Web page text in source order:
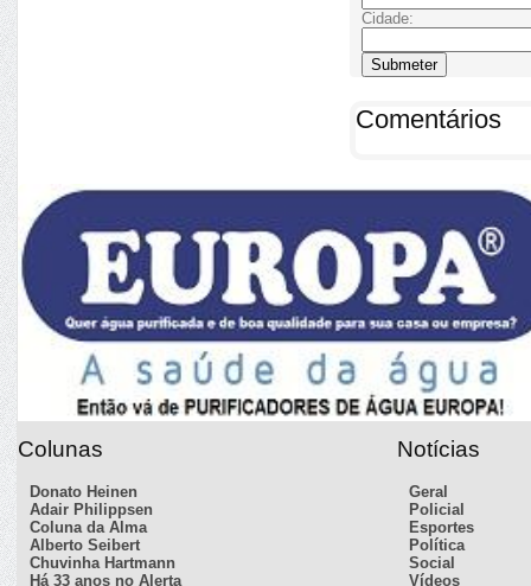
Cidade:
Comentários
Colunas
Donato Heinen
Adair Philippsen
Coluna da Alma
Alberto Seibert
Chuvinha Hartmann
Há 33 anos no Alerta
Notícias
Geral
Policial
Esportes
Política
Social
Vídeos